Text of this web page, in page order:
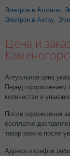
Эметрон в Алматы
Эметрон в Актау,
Цена и
Актуальная цена
Перед оформлением
количество в
После оформления
бесплатно
товар можно после
Адреса и график